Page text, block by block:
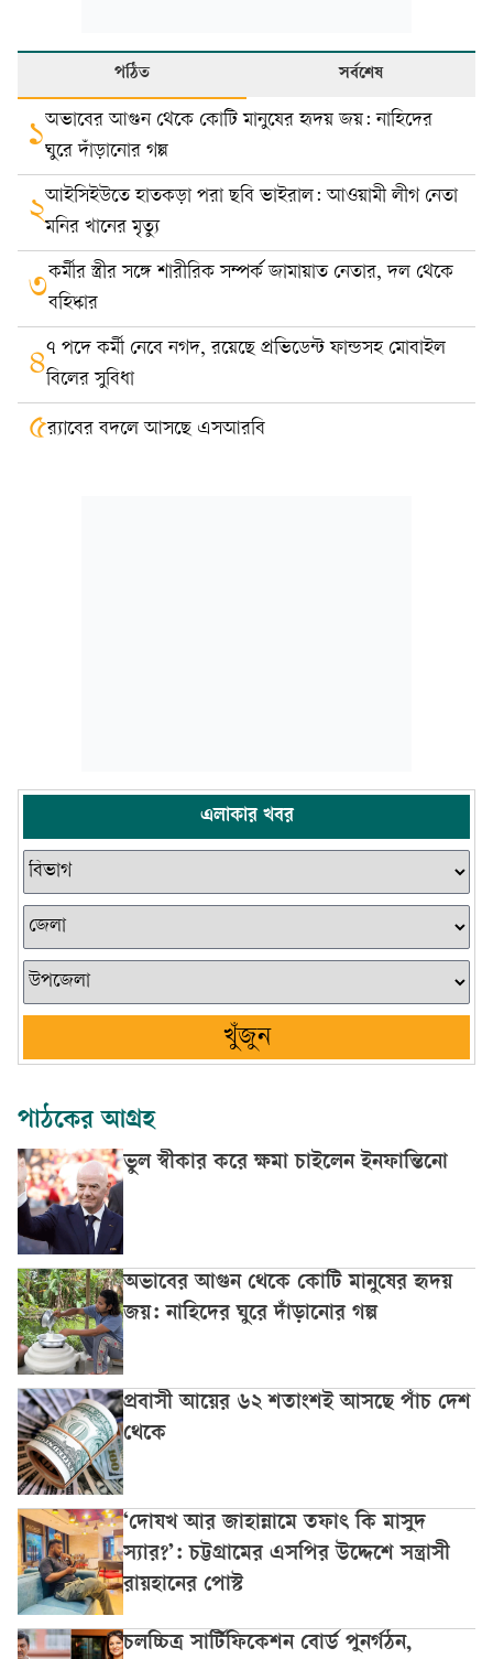
পঠিত সর্বশেষ
১অভাবের আগুন থেকে কোটি মানুষের হৃদয় জয়: নাহিদের
ঘুরে দাঁড়ানোর গল্প
২আইসিইউতে হাতকড়া পরা ছবি ভাইরাল: আওয়ামী লীগ নেতা
মনির খানের মৃত্যু
৩কর্মীর স্ত্রীর সঙ্গে শারীরিক সম্পর্ক জামায়াত নেতার, দল থেকে
বহিষ্কার
৪৭ পদে কর্মী নেবে নগদ, রয়েছে প্রভিডেন্ট ফান্ডসহ মোবাইল
বিলের সুবিধা
৫র‍্যাবের বদলে আসছে এসআরবি
এলাকার খবর
খুঁজুন
পাঠকের আগ্রহ
ভুল স্বীকার করে ক্ষমা চাইলেন ইনফান্তিনো
অভাবের আগুন থেকে কোটি মানুষের হৃদয়
জয়: নাহিদের ঘুরে দাঁড়ানোর গল্প
প্রবাসী আয়ের ৬২ শতাংশই আসছে পাঁচ দেশ
থেকে
‘দোযখ আর জাহান্নামে তফাৎ কি মাসুদ
স্যার?’: চট্টগ্রামের এসপির উদ্দেশে সন্ত্রাসী
রায়হানের পোস্ট
চলচ্চিত্র সার্টিফিকেশন বোর্ড পুনর্গঠন,